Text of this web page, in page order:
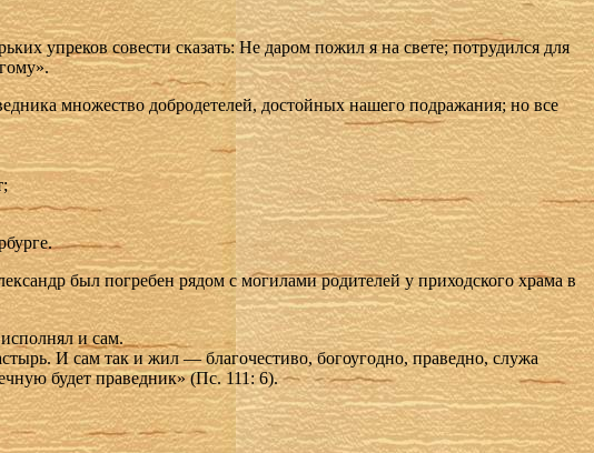
упреков совести сказать: Не даром пожил я на свете; потрудился для
множество добродетелей, достойных нашего подражания; но все
был погребен рядом с могилами родителей у приходского храма в
и сам.
И сам так и жил — благочестиво, богоугодно, праведно, служа
будет праведник» (Пс. 111: 6).